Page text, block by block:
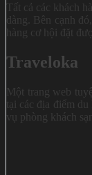
Tất cả các khách
dàng. Bên cạnh
hàng cơ hội đặt
Traveloka
Một trang web
tại các địa điểm
vụ phòng khách